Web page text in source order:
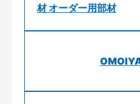
材 オーダー用部材